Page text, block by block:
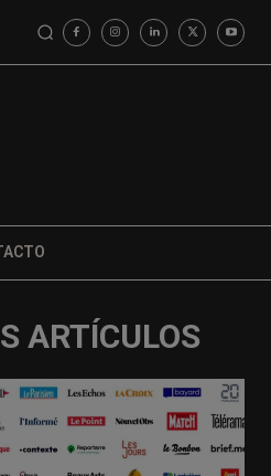
ARTÍCULOS